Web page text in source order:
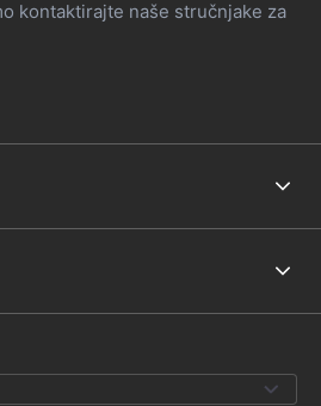
kontaktirajte naše stručnjake za